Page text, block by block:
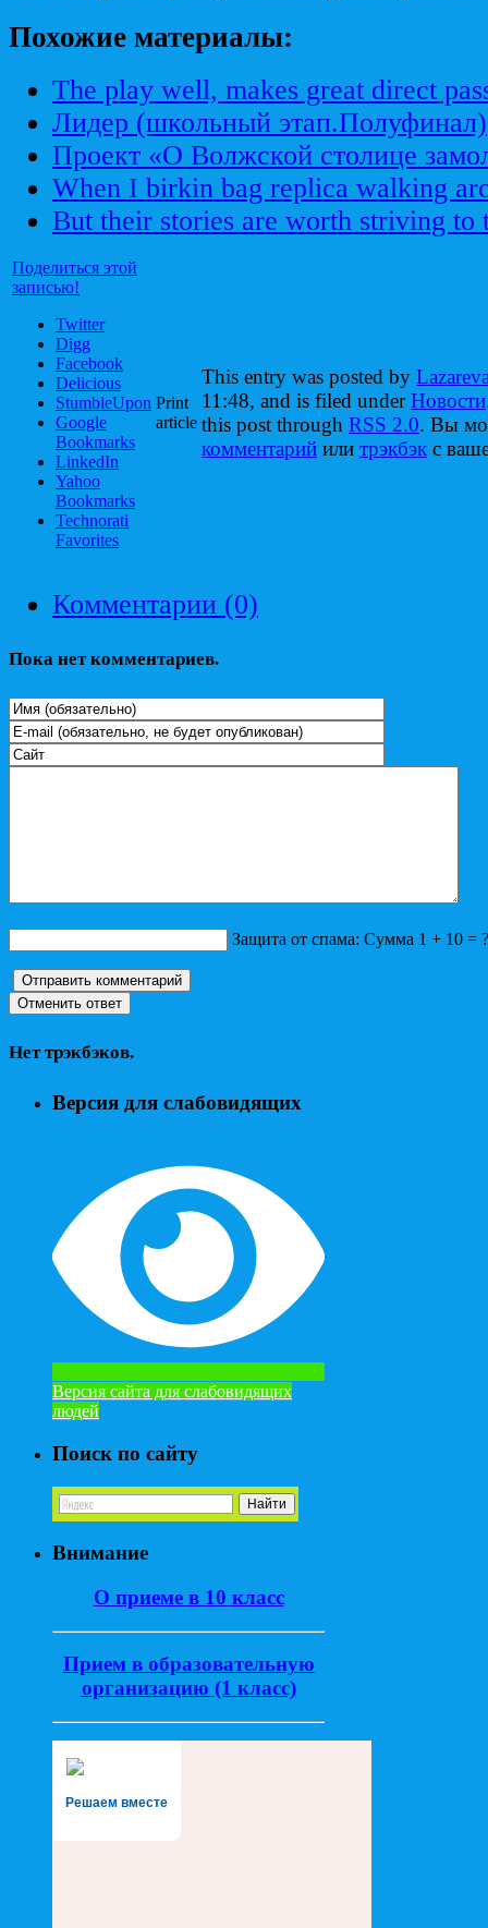
Похожие материалы:
The play well, makes great direct
Лидер (школьный этап.Полуфинал)
Проект «О Волжской столице
When I birkin bag replica walking
But their stories are worth striving to
Поделиться этой
записью!
Twitter
Digg
Facebook
Delicious
StumbleUpon
Google
Bookmarks
LinkedIn
Yahoo
Bookmarks
Technorati
Favorites
Print
article
This entry was posted by
11:48, and is filed underНовости
this post through RSS 2.0. Вы
комментарий или трэкбэк с
Комментарии (0)
Пока нет комментариев.
Защита от спама: Сумма 1 + 10 = ?
Нет трэкбэков.
Версия для слабовидящих
Версия сайта для слабовидящих
людей
Поиск по сайту
Внимание
О приеме в 10 класс
Прием в образовательную
организацию (1 класс)
Решаем вместе